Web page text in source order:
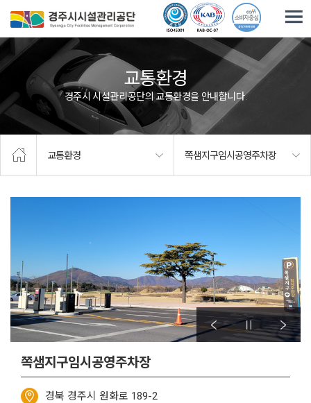
교통환경
경주시 시설관리공단의 교통환경을 안내합니다.
교통환경 쪽샘지구임시공영주차장
쪽샘지구임시공영주차장
경북 경주시 원화로 189-2